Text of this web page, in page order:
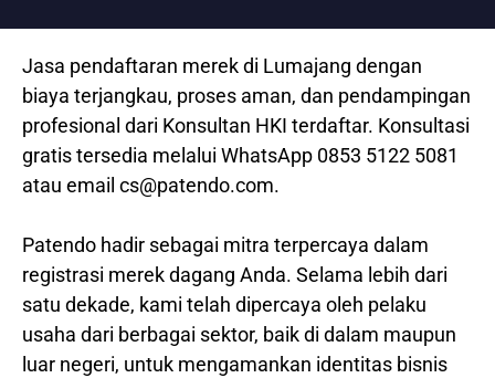
Jasa pendaftaran merek di Lumajang dengan
biaya terjangkau, proses aman, dan pendampingan
profesional dari Konsultan HKI terdaftar. Konsultasi
gratis tersedia melalui WhatsApp 0853 5122 5081
atau email cs@patendo.com.
Patendo hadir sebagai mitra terpercaya dalam
registrasi merek dagang Anda. Selama lebih dari
satu dekade, kami telah dipercaya oleh pelaku
usaha dari berbagai sektor, baik di dalam maupun
luar negeri, untuk mengamankan identitas bisnis